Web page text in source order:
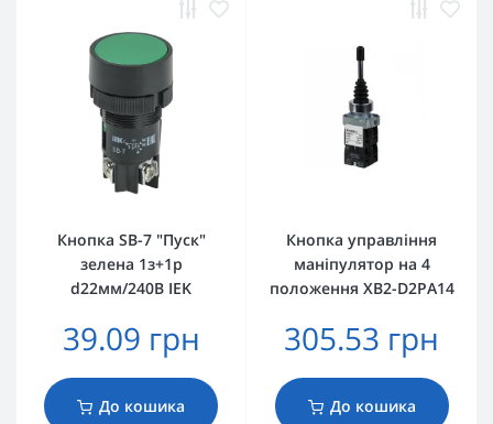
Кнопка SВ-7 "Пуск"
зелена 1з+1р
d22мм/240B IEK
39.09 грн
До кошика
Кнопка управління
маніпулятор на 4
положення XB2-D2PA14
305.53 грн
До кошика